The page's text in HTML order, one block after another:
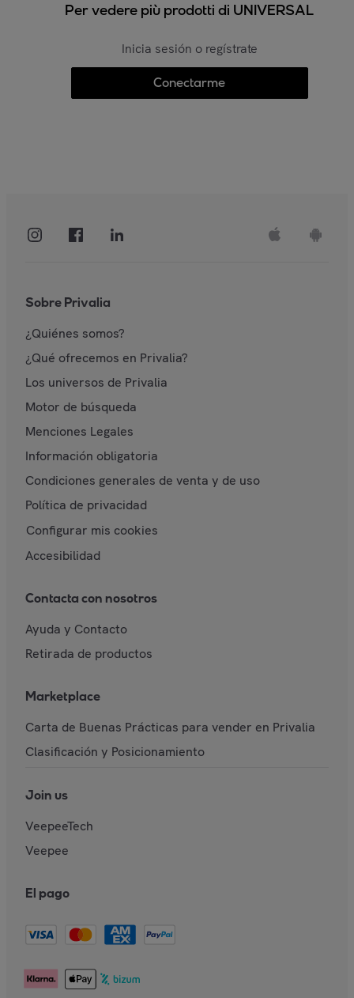
Per vedere più prodotti di UNIVERSAL
Inicia sesión o regístrate
Conectarme
Sobre Privalia
¿Quiénes somos?
¿Qué ofrecemos en Privalia?
Los universos de Privalia
Motor de búsqueda
Menciones Legales
Información obligatoria
Condiciones generales de venta y de uso
Política de privacidad
Configurar mis cookies
Accesibilidad
Contacta con nosotros
Ayuda y Contacto
Retirada de productos
Marketplace
Carta de Buenas Prácticas para vender en Privalia
Clasificación y Posicionamiento
Join us
VeepeeTech
Veepee
El pago